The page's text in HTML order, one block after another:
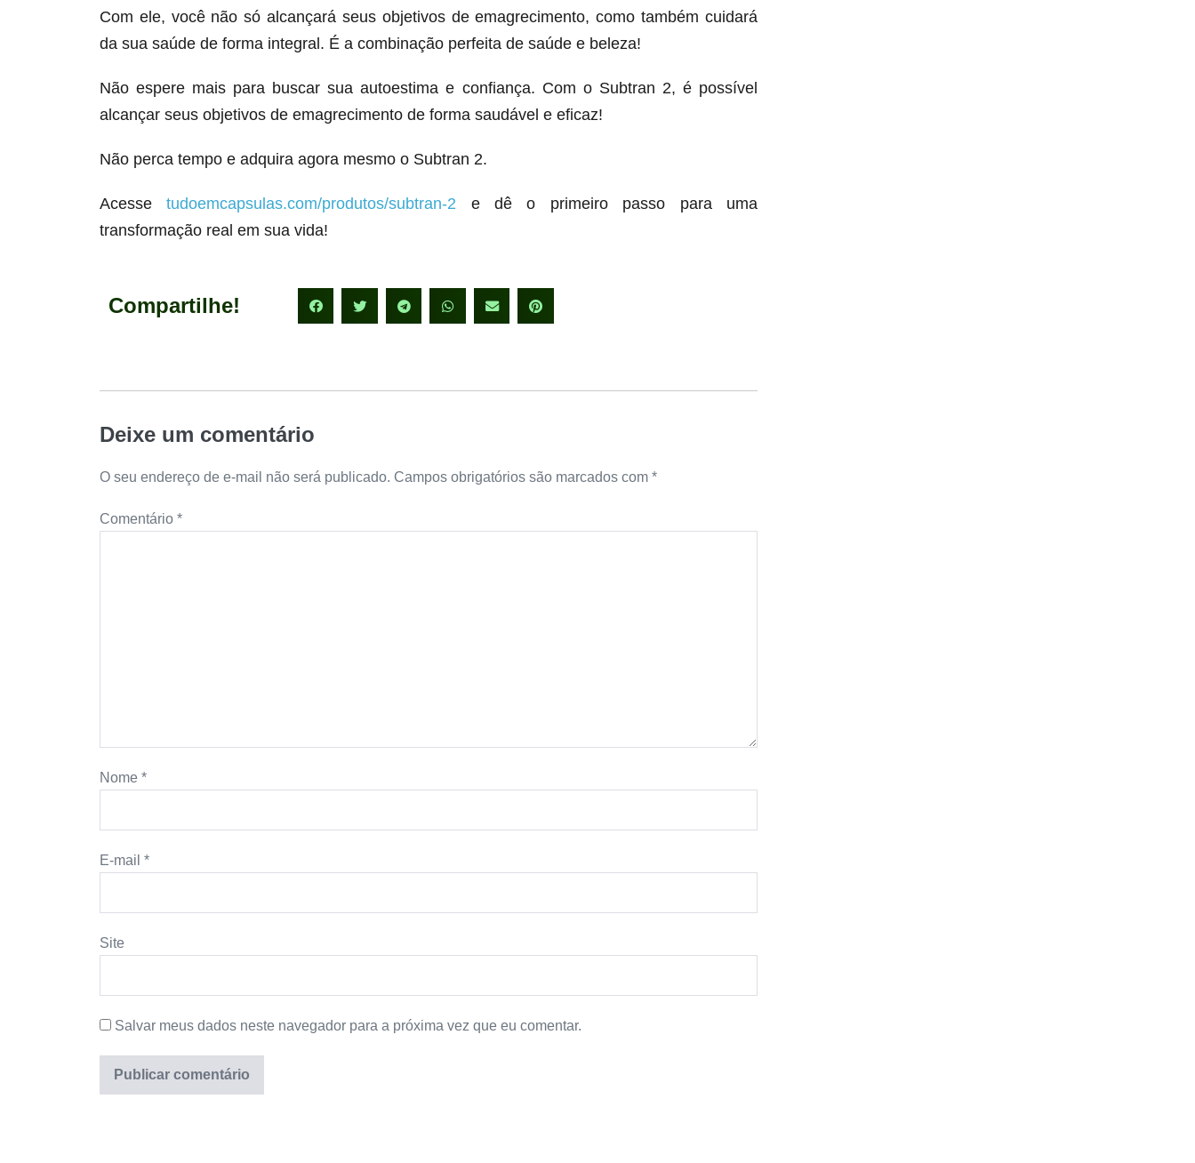
Com ele, você não só alcançará seus objetivos de emagrecimento, como também cuidará
da sua saúde de forma integral. É a combinação perfeita de saúde e beleza!
Não espere mais para buscar sua autoestima e confiança. Com o Subtran 2, é possível
alcançar seus objetivos de emagrecimento de forma saudável e eficaz!
Não perca tempo e adquira agora mesmo o Subtran 2.
Acessetudoemcapsulas.com/produtos/subtran-2 e dê o primeiro passo para uma
transformação real em sua vida!
Compartilhe!
Deixe um comentário
O seu endereço de e-mail não será publicado. Campos obrigatórios são marcados com *
Comentário *
Nome *
E-mail *
Site
Salvar meus dados neste navegador para a próxima vez que eu comentar.